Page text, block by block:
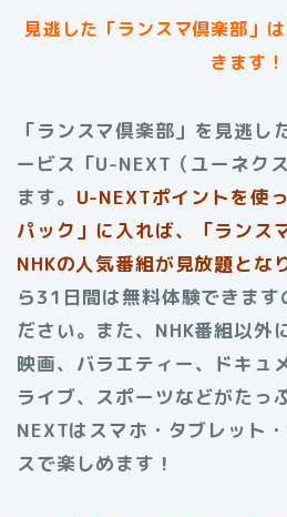
見逃した「ランスマ倶楽部」
きます！
「ランスマ倶楽部」を見逃し
ービス「U-NEXT（ユーネク
ます。 U-NEXTポイントを使
パック」に入れば、「ランス
NHKの人気番組が見放題とな
ら31日間は無料体験できます
ださい。また、NHK番組以外
映画、バラエティー、ドキュ
ライブ、スポーツなどがたっ
NEXTはスマホ・タブレット
スで楽しめます！